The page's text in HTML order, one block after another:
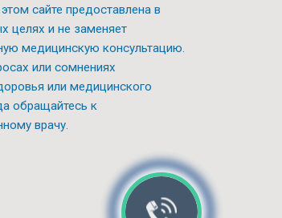
сайте предоставлена в
целях и не заменяет
медицинскую консультацию.
или сомнениях
или медицинского
обращайтесь к
врачу.